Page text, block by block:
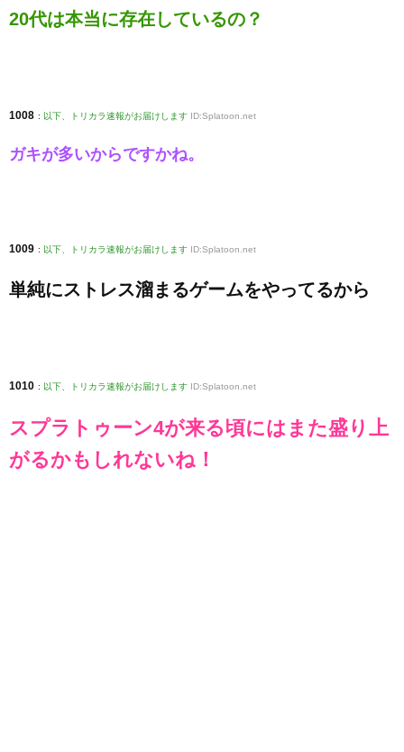
20代は本当に存在しているの？
1008 : 以下、トリカラ速報がお届けします ID:Splatoon.net
ガキが多いからですかね。
1009 : 以下、トリカラ速報がお届けします ID:Splatoon.net
単純にストレス溜まるゲームをやってるから
1010 : 以下、トリカラ速報がお届けします ID:Splatoon.net
スプラトゥーン4が来る頃にはまた盛り上
がるかもしれないね！